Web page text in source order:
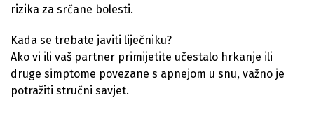
rizika za srčane bolesti.
Kada se trebate javiti liječniku?
Ako vi ili vaš partner primijetite učestalo hrkanje ili
druge simptome povezane s apnejom u snu, važno je
potražiti stručni savjet.